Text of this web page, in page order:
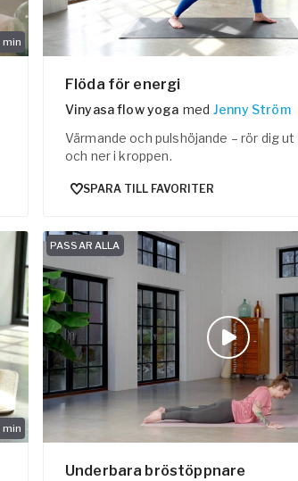
min
Flöda för energi
Vinyasa flow yoga med Jenny Ström
Värmande och pulshöjande – rör dig
och ner i kroppen.
SPARA TILL FAVORITER
min
PASSAR ALLA
Underbara bröstöppnare